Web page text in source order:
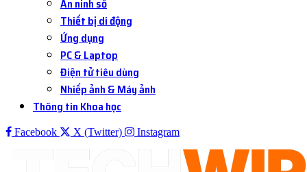
An ninh số
Thiết bị di động
Ứng dụng
PC & Laptop
Điện tử tiêu dùng
Nhiếp ảnh & Máy ảnh
Thông tin Khoa học
Facebook X (Twitter) Instagram